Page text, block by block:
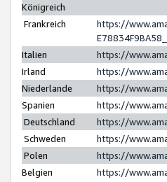
Königreich
Frankreich
https://
Italien
https://
Irland
https://
Niederlande
https://
Spanien
https://
Deutschland
https://
Schweden
https://
Polen
https://
Belgien
https://